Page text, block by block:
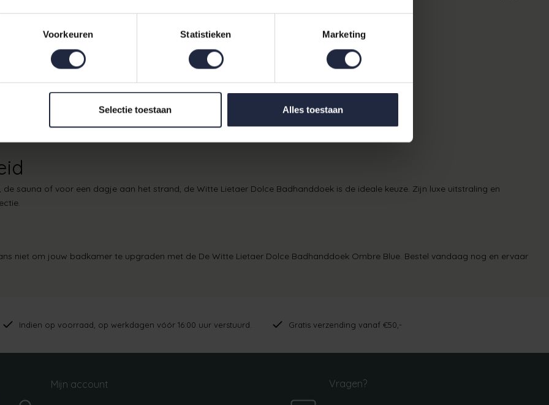
Voorkeuren Statistieken Marketing
Selectie toestaan Alles toestaan
sauna of voor een dagje aan het strand, de Witte Lietaer Dolce Badhanddoek is de ideale keuze. Zijn luxe uitstraling en
niet om jouw badkamer te upgraden met de De Witte Lietaer Dolce Badhanddoek Ombre Blue. Bestel vandaag nog en ervaar
Indien op voorraad, op werkdagen vóór 16:00 uur verstuurd. Gratis verzending vanaf €50,-
Mijn account Vragen?